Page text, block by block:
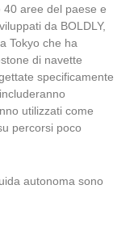
aree del paese e
da BOLDLY,
Tokyo che ha
di navette
specificamente
utilizzati come
percorsi poco
autonoma sono